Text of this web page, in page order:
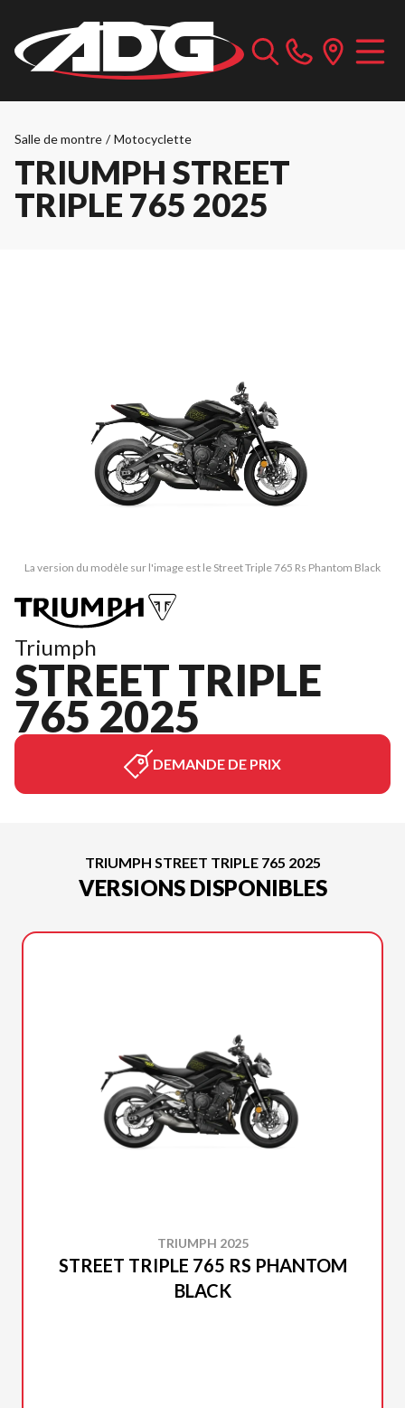
Salle de montre / Motocyclette
TRIUMPH STREET
TRIPLE 765 2025
La version du modèle sur l'image est le Street Triple 765 Rs Phantom Black
Triumph
STREET TRIPLE
765 2025
DEMANDE DE PRIX
TRIUMPH STREET TRIPLE 765 2025
VERSIONS DISPONIBLES
TRIUMPH 2025
STREET TRIPLE 765 RS PHANTOM
BLACK